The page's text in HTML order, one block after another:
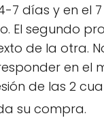
7 días y en el
segundo
de la otra.
en el
de las 2
su compra.